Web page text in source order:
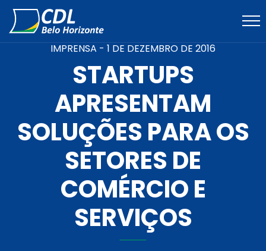
IMPRENSA - 1 DE DEZEMBRO DE 2016
STARTUPS
APRESENTAM
SOLUÇÕES PARA OS
SETORES DE
COMÉRCIO E
SERVIÇOS